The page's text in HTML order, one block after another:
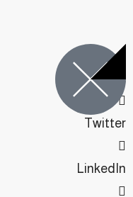
Facebook
Twitter
LinkedIn